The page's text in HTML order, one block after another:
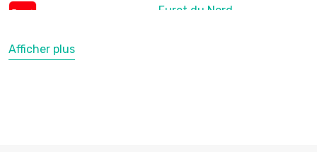
Furet du Nord
Afficher plus